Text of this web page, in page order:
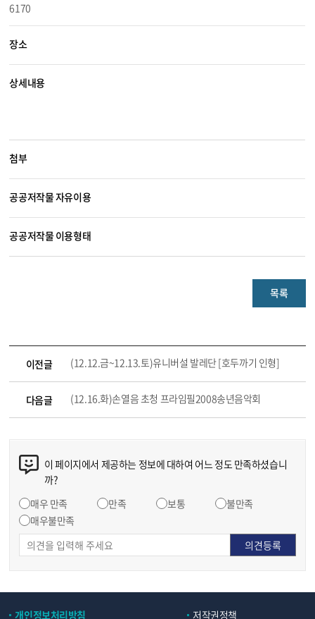
6170
장소
상세내용
첨부
공공저작물 자유이용
공공저작물 이용형태
목록
이전글 (12.12.금~12.13.토)유니버설 발레단 [호두까기 인형]
다음글 (12.16.화)손열음 초청 프라임필2008송년음악회
이 페이지에서 제공하는 정보에 대하여 어느 정도 만족하셨습니
까?
매우 만족
만족 보통
불만족
매우불만족
개인정보처리방침 저작권정책